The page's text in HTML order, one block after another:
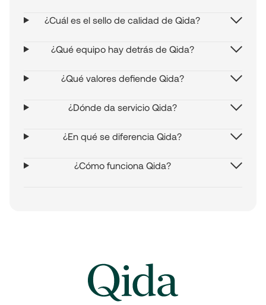
¿Cuál es el sello de calidad de Qida?
¿Qué equipo hay detrás de Qida?
¿Qué valores defiende Qida?
¿Dónde da servicio Qida?
¿En qué se diferencia Qida?
¿Cómo funciona Qida?